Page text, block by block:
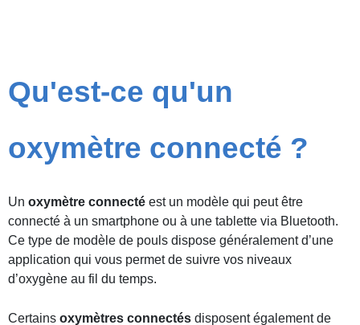
Qu'est-ce qu'un
oxymètre connecté ?
Un oxymètre connecté est un modèle qui peut être
connecté à un smartphone ou à une tablette via Bluetooth.
Ce type de modèle de pouls dispose généralement d’une
application qui vous permet de suivre vos niveaux
d’oxygène au fil du temps.
Certains oxymètres connectés disposent également de